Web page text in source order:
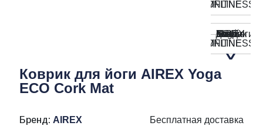
Коврик для йоги AIREX Yoga
ECO Cork Mat
Бренд: AIREX
Бесплатная доставка